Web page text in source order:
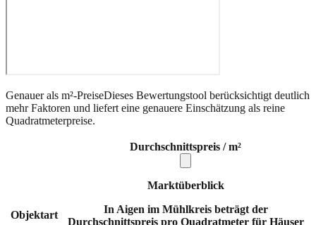
Genauer als m²-PreiseDieses Bewertungstool berücksichtigt deutlich
mehr Faktoren und liefert eine genauere Einschätzung als reine
Quadratmeterpreise.
Objektart
Durchschnittspreis / m²
Marktüberblick
In Aigen im Mühlkreis beträgt der
Durchschnittspreis pro Quadratmeter für Häuser